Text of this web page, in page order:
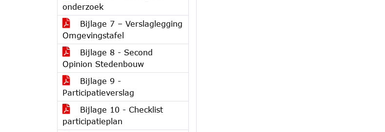
onderzoek
Bijlage 7 – Verslaglegging
Omgevingstafel
Bijlage 8 - Second
Opinion Stedenbouw
Bijlage 9 -
Participatieverslag
Bijlage 10 - Checklist
participatieplan